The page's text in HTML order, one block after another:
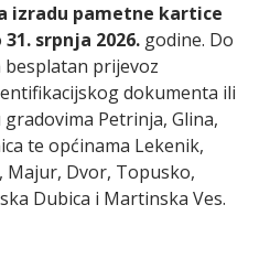
izradu pametne kartice
31. srpnja 2026. godine. Do
prijevoz
dokumenta ili
Petrinja, Glina,
te općinama Lekenik,
Majur, Dvor, Topusko,
Dubica i Martinska Ves.